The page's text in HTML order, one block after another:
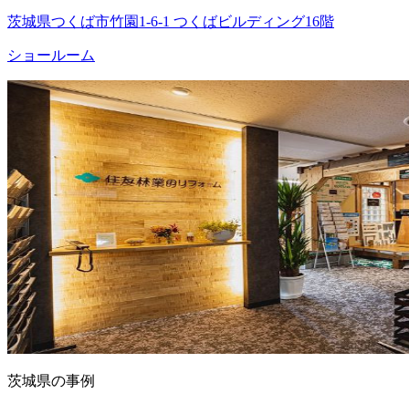
茨城県つくば市竹園1-6-1 つくばビルディング16階
ショールーム
茨城県の事例